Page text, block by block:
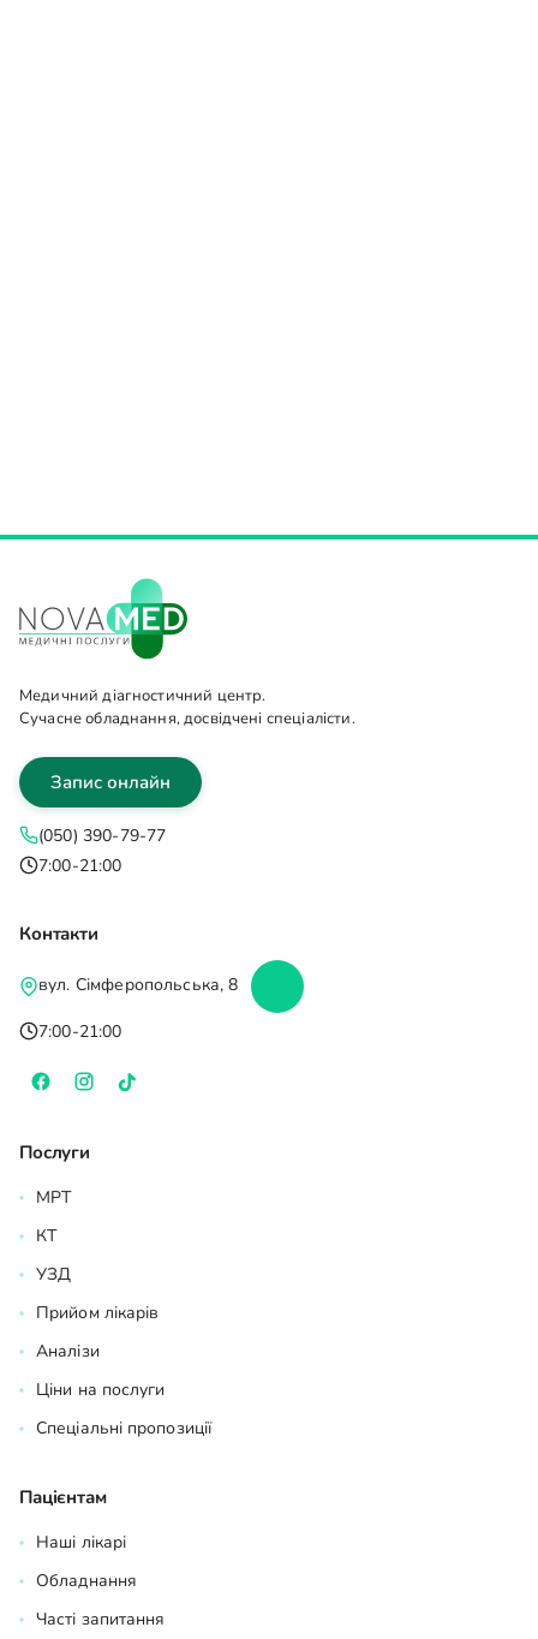
Медичний діагностичний центр.
Сучасне обладнання, досвідчені спеціалісти.
Запис онлайн
(050) 390-79-77
7:00-21:00
Контакти
вул. Сімферопольська, 8
7:00-21:00
Послуги
МРТ
КТ
УЗД
Прийом лікарів
Аналізи
Ціни на послуги
Спеціальні пропозиції
Пацієнтам
Наші лікарі
Обладнання
Часті запитання